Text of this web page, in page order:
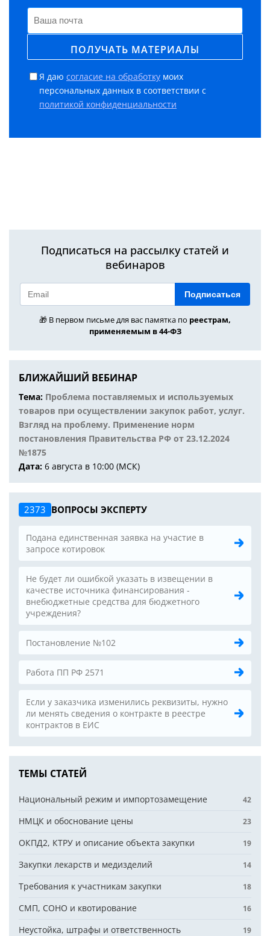
Я даю согласие на обработку моих
персональных данных в соответствии с
политикой конфиденциальности
Подписаться на рассылку статей и
вебинаров
Подписаться
🎁 В первом письме для вас памятка по реестрам,
применяемым в 44-ФЗ
БЛИЖАЙШИЙ ВЕБИНАР
Тема: Проблема поставляемых и используемых
товаров при осуществлении закупок работ, услуг.
Взгляд на проблему. Применение норм
постановления Правительства РФ от 23.12.2024
№1875
Дата: 6 августа в 10:00 (МСК)
2373 ВОПРОСЫ ЭКСПЕРТУ
Подана единственная заявка на участие в
запросе котировок
Не будет ли ошибкой указать в извещении в
качестве источника финансирования -
внебюджетные средства для бюджетного
учреждения?
Постановление №102
Работа ПП РФ 2571
Если у заказчика изменились реквизиты, нужно
ли менять сведения о контракте в реестре
контрактов в ЕИС
ТЕМЫ СТАТЕЙ
Национальный режим и импортозамещение 42
НМЦК и обоснование цены 23
ОКПД2, КТРУ и описание объекта закупки 19
Закупки лекарств и медизделий 14
Требования к участникам закупки 18
СМП, СОНО и квотирование 16
Неустойка, штрафы и ответственность 19